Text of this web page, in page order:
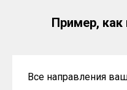
Пример,
Все направления